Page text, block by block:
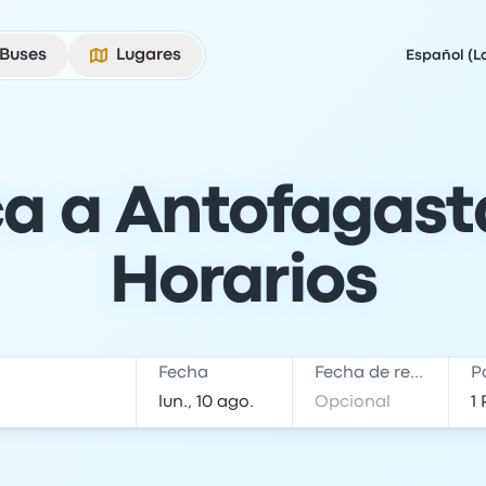
Buses
Lugares Español
a
Horarios
Fecha Fecha de regreso